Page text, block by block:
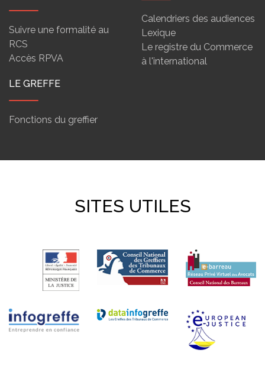
Suivre une formalité au
RCS
Accès RPVA
Calendriers des audiences
Lexique
Le registre du Commerce
à l'international
LE GREFFE
Fonctions du greffier
SITES UTILES